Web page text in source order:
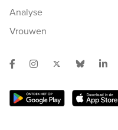
Analyse
Vrouwen